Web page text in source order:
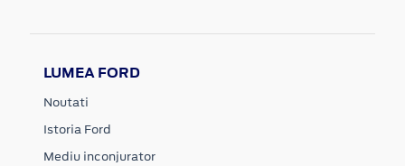
LUMEA FORD
Noutati
Istoria Ford
Mediu inconjurator